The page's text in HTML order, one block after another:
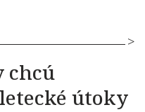
chcú
útoky